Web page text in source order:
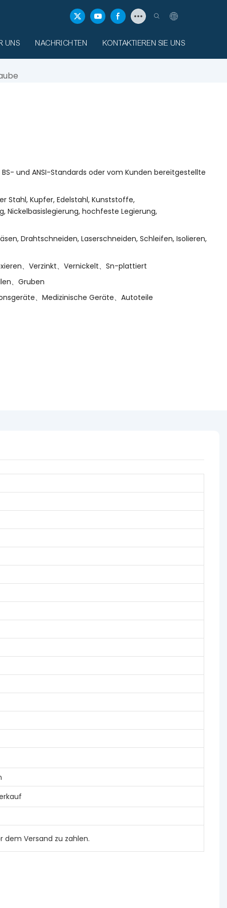
UNS NACHRICHTEN KONTAKTIEREN SIE UNS
BS- und ANSI-Standards oder vom Kunden bereitgestellte
Stahl, Kupfer, Edelstahl, Kunststoffe,
Nickelbasislegierung, hochfeste Legierung,
Drahtschneiden, Laserschneiden, Schleifen, Isolieren,
、Verzinkt、Vernickelt、Sn-plattiert
、Gruben
、Medizinische Geräte、Autoteile
dem Versand zu zahlen.